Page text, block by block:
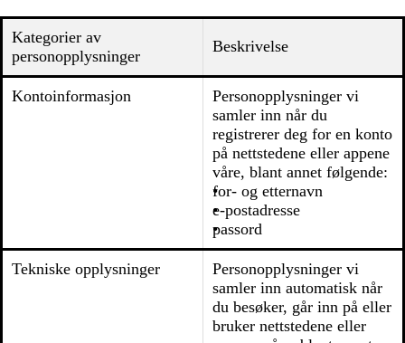
Kategorier av
personopplysninger
Beskrivelse
Kontoinformasjon
Personopplysninger vi
samler inn når du
registrerer deg for en konto
på nettstedene eller appene
våre, blant annet følgende:
for- og etternavn
e-postadresse
passord
Tekniske opplysninger
Personopplysninger vi
samler inn automatisk når
du besøker, går inn på eller
bruker nettstedene eller